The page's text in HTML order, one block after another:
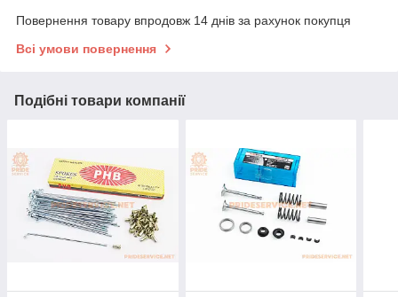
Повернення товару впродовж 14 днів за рахунок покупця
Всі умови повернення
Подібні товари компанії